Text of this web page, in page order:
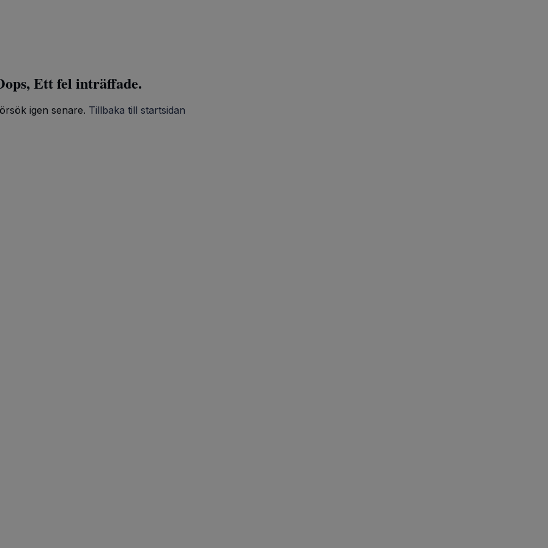
Ett fel inträffade.
igen senare. Tillbaka till startsidan